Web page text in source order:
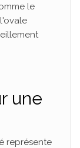
le
une
représente